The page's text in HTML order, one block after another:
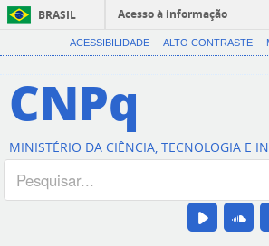
BRASIL
Acesso à informação
ACESSIBILIDADE ALTO CONTRASTE
CNPq
MINISTÉRIO DA CIÊNCIA, TECNOLOGIA E